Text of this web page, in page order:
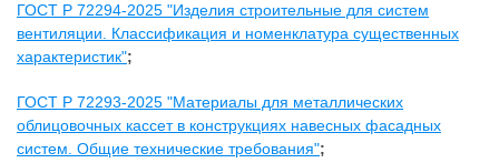
ГОСТ Р 72294-2025 "Изделия строительные для систем
вентиляции. Классификация и номенклатура существенных
характеристик";
ГОСТ Р 72293-2025 "Материалы для металлических
облицовочных кассет в конструкциях навесных фасадных
систем. Общие технические требования";